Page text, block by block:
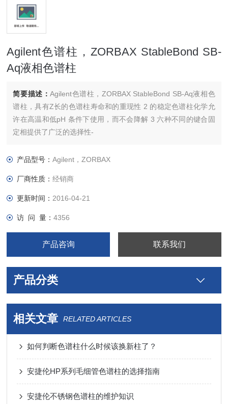
Agilent色谱柱，ZORBAX StableBond SB-
Aq液相色谱柱
简要描述：Agilent色谱柱，ZORBAX StableBond SB-Aq液相色
谱柱，具有Z长的色谱柱寿命和的重现性 2 的稳定色谱柱化学允
许在高温和低pH 条件下使用，而不会降解 3 六种不同的键合固
定相提供了广泛的选择性-
产品型号：Agilent，ZORBAX
厂商性质：经销商
更新时间： 2016-04-21
访 问 量：4356
产品咨询 联系我们
产品分类
相关文章 RELATED ARTICLES
如何判断色谱柱什么时候该换新柱了？
安捷伦HP系列毛细管色谱柱的选择指南
安捷伦不锈钢色谱柱的维护知识